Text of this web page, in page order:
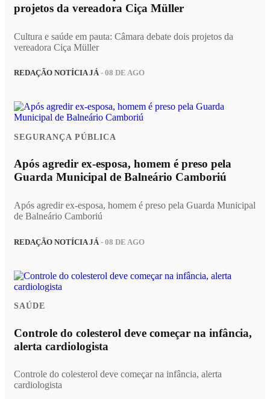
projetos da vereadora Ciça Müller
Cultura e saúde em pauta: Câmara debate dois projetos da
vereadora Ciça Müller
REDAÇÃO NOTÍCIA JÁ- 08 DE AGO
SEGURANÇA PÚBLICA
Após agredir ex-esposa, homem é preso pela
Guarda Municipal de Balneário Camboriú
Após agredir ex-esposa, homem é preso pela Guarda Municipal
de Balneário Camboriú
REDAÇÃO NOTÍCIA JÁ - 08 DE AGO
SAÚDE
Controle do colesterol deve começar na infância,
alerta cardiologista
Controle do colesterol deve começar na infância, alerta
cardiologista